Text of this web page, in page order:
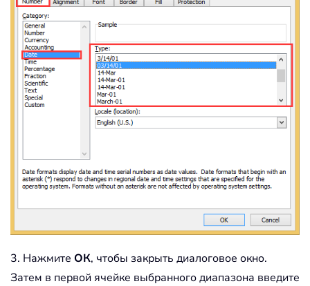
3. Нажмите ОК, чтобы закрыть диалоговое окно.
Затем в первой ячейке выбранного диапазона введите